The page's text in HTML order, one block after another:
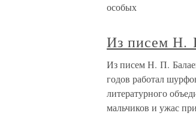
особых
Из писем Н.
Из писем Н. П.
годов работал
литературного
мальчиков и ужас